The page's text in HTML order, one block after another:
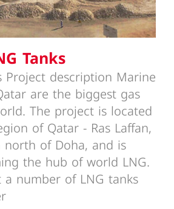
Tanks
Project description Marine
are the biggest gas
The project is located
of Qatar - Ras Laffan,
of Doha, and is
the hub of world LNG.
number of LNG tanks